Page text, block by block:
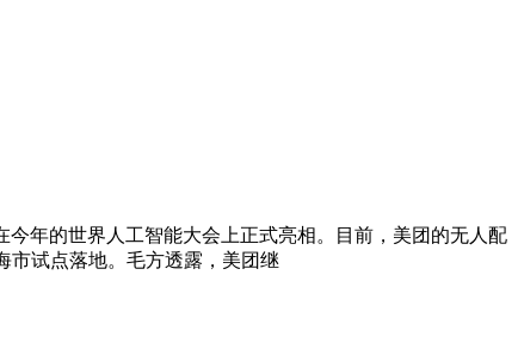
年的世界人工智能大会上正式亮相。目前，美团的无人配
市试点落地。毛方透露，美团继